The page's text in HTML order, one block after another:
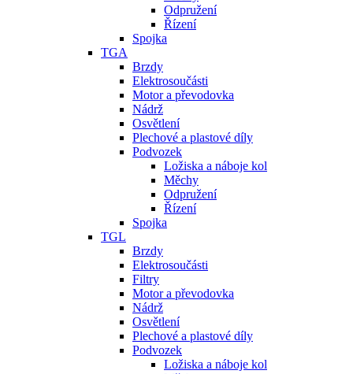
Odpružení
Řízení
Spojka
TGA
Brzdy
Elektrosoučásti
Motor a převodovka
Nádrž
Osvětlení
Plechové a plastové díly
Podvozek
Ložiska a náboje kol
Měchy
Odpružení
Řízení
Spojka
TGL
Brzdy
Elektrosoučásti
Filtry
Motor a převodovka
Nádrž
Osvětlení
Plechové a plastové díly
Podvozek
Ložiska a náboje kol